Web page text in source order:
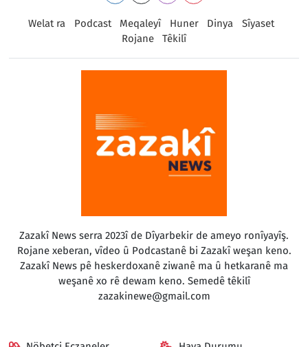
Welat ra Podcast Meqaleyî Huner Dinya
Sîyaset
Rojane
Têkilî
Zazakî News serra 2023î de Dîyarbekir de ameyo ronîyayîş.
Rojane xeberan, vîdeo û Podcastanê bi Zazakî weşan keno.
Zazakî News pê heskerdoxanê ziwanê ma û hetkaranê ma
weşanê xo rê dewam keno. Semedê têkilî
zazakinewe@gmail.com